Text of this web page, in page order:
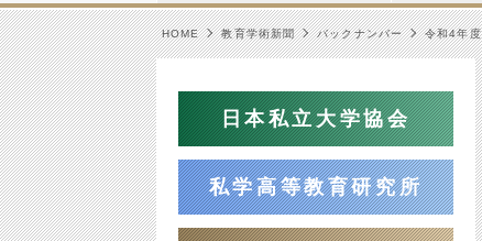
HOME 教育学術新聞 バックナンバー 令和4年度
日本私立大学協会
私学高等教育研究所